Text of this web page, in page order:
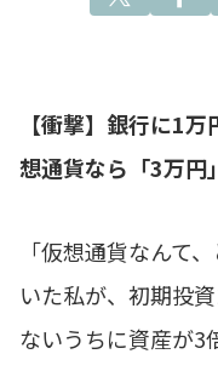
【衝撃】銀行に1
想通貨なら「3万円
「仮想通貨なんて
いた私が、初期投
ないうちに資産が3